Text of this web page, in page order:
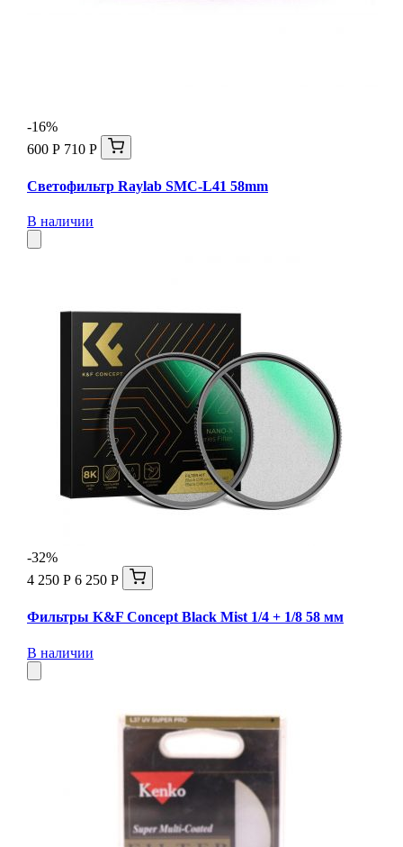
-16%
600 Р 710 Р
Светофильтр Raylab SMC-L41 58mm
В наличии
-32%
4 250 Р 6 250 Р
Фильтры K&F Concept Black Mist 1/4 + 1/8 58 мм
В наличии